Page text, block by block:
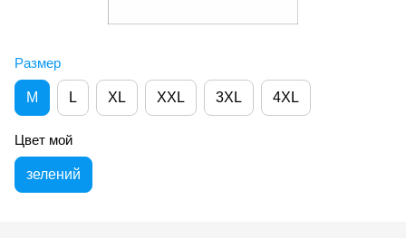
Размер
M L XL XXL 3XL 4XL
Цвет мой
зелений